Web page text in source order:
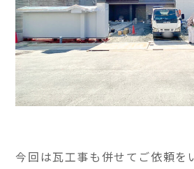
今回は瓦工事も併せてご依頼を